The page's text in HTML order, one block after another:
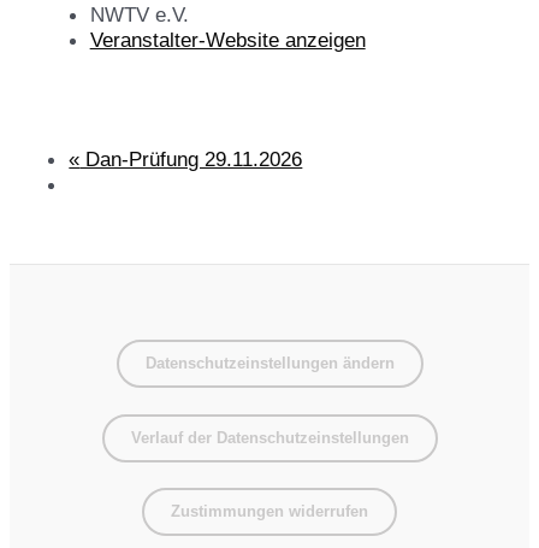
NWTV e.V.
Veranstalter-Website anzeigen
« Dan-Prüfung 29.11.2026
Datenschutzeinstellungen ändern
Verlauf der Datenschutzeinstellungen
Zustimmungen widerrufen